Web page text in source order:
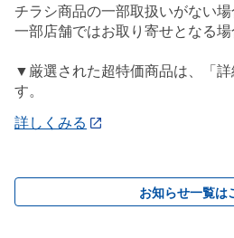
チラシ商品の一部取扱いがない場
一部店舗ではお取り寄せとなる場
▼厳選された超特価商品は、「詳
す。
詳しくみる
お知らせ一覧は